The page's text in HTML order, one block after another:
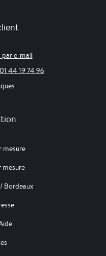
e-mail
44 19 74 96
mesure
mesure
Bordeaux